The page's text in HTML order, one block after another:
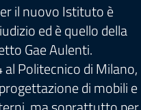
il nuovo Istituto è
ed è quello della
Gae Aulenti.
Politecnico di Milano,
di mobili e